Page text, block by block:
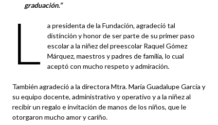
graduación.”
L
a presidenta de la Fundación, agradeció tal
distinción y honor de ser parte de su primer paso
escolar a la niñez del preescolar Raquel Gómez
Márquez, maestros y padres de familia, lo cual
aceptó con mucho respeto y admiración.
También agradeció a la directora Mtra. María Guadalupe García y
su equipo docente, administrativo y operativo y a la niñez al
recibir un regalo e invitación de manos de los niños, que le
otorgaron mucho amor y cariño.